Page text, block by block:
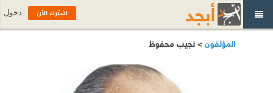
المؤلفون> نجيب محفوظ
اشترك الآن دخول